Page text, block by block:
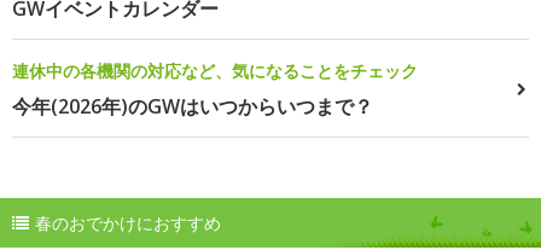
GWイベントカレンダー
連休中の各機関の対応など、気になることをチェック
今年(2026年)のGWはいつからいつまで？
春のおでかけにおすすめ